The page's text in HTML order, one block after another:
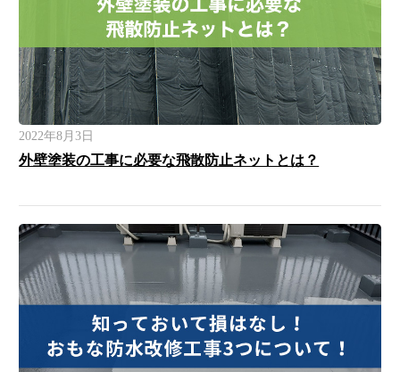
2022年8月3日
外壁塗装の工事に必要な飛散防止ネットとは？